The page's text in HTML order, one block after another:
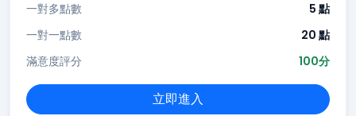
一對多點數
5 點
一對一點數
20 點
滿意度評分
100分
立即進入